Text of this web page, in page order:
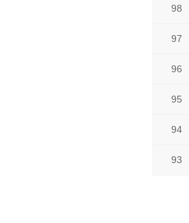
98
97
96
95
94
93